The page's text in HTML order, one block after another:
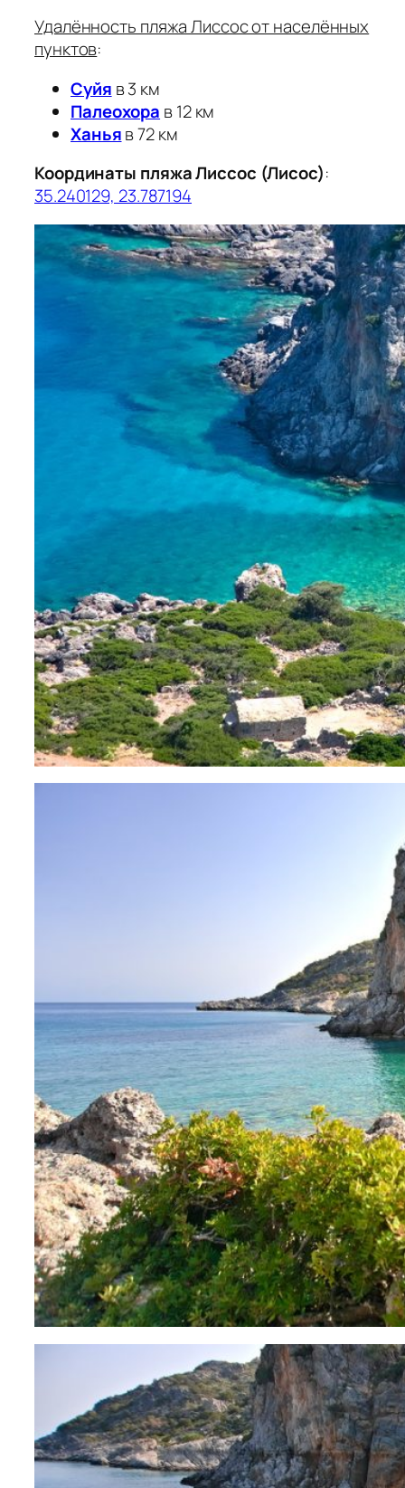
Удалённость пляжа Лиссос от населённых
пунктов:
Суйя в 3 км
Палеохора в 12 км
Ханьяв 72 км
Координаты пляжа Лиссос (Лисос):
35.240129, 23.787194